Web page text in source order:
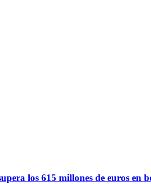
los 615 millones de euros en